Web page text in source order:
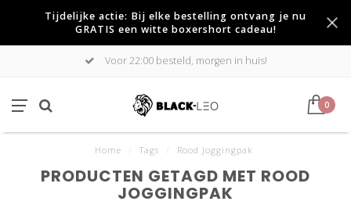
Tijdelijke actie: Bij elke bestelling ontvang je nu
GRATIS een witte boxershort cadeau!
Voor 22:00 besteld, morgen in huis!
0
Home Tags Rood Joggingpak
PRODUCTEN GETAGD MET ROOD
JOGGINGPAK